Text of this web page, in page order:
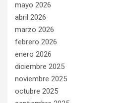
mayo 2026
abril 2026
marzo 2026
febrero 2026
enero 2026
diciembre 2025
noviembre 2025
octubre 2025